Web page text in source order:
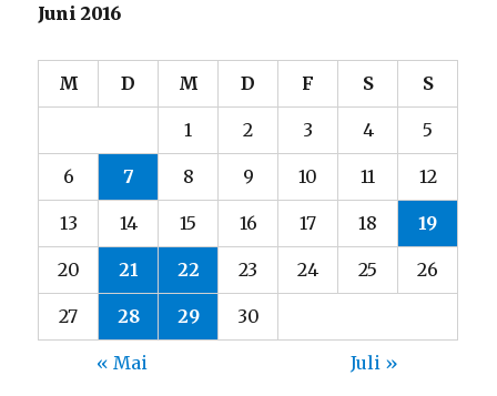
Juni 2016
M D M D F S S
1 2 3 4 5
6 7 8 9 10 11 12
13 14 15 16 17 18 19
20 21 22 23 24 25 26
27 28 29 30
« Mai Juli »